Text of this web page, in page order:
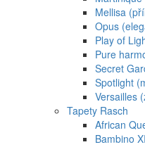
Mellisa
Opus
Play of
Pure
Secret
Spotlight
Versailles
Tapety Rasch
African
Bambino